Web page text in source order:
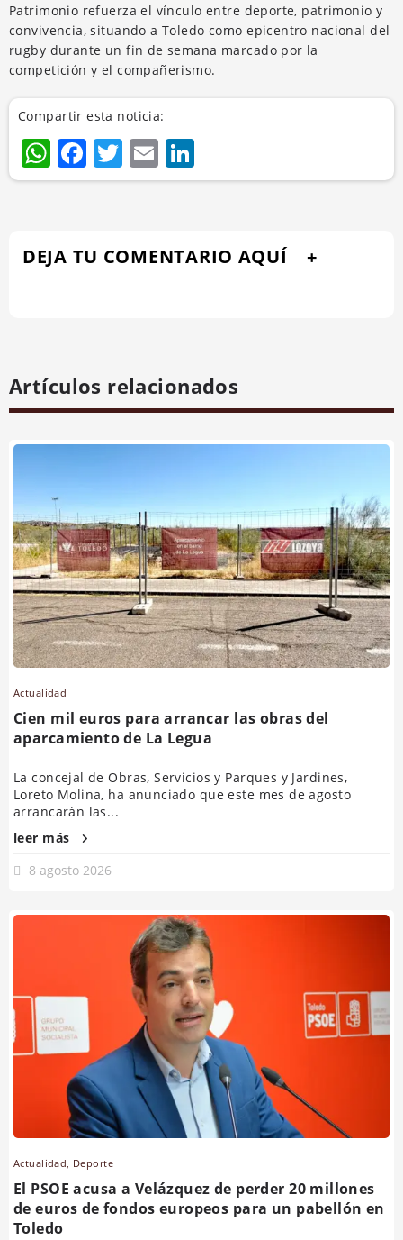
Patrimonio refuerza el vínculo entre deporte, patrimonio y
convivencia, situando a Toledo como epicentro nacional del
rugby durante un fin de semana marcado por la
competición y el compañerismo.
Compartir esta noticia:
WhatsApp
Facebook
Twitter
Email
DEJA TU COMENTARIO AQUÍ
Artículos relacionados
Actualidad
Cien mil euros para arrancar las obras del
aparcamiento de La Legua
La concejal de Obras, Servicios y Parques y Jardines,
Loreto Molina, ha anunciado que este mes de agosto
arrancarán las...
leer más
8 agosto 2026
Actualidad, Deporte
El PSOE acusa a Velázquez de perder 20 millones
de euros de fondos europeos para un pabellón en
Toledo